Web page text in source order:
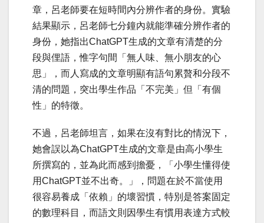
章，呂老師要在短時間內分辨作者的身份。實驗
結果顯示，呂老師七分鐘內就能準確分辨作者的
身份，她指出ChatGPT生成的文章有清楚的分
段與俚語，惟字句間「無人味、無小朋友的心
思」，而人寫成的文章明顯有語句累贅和分段不
清的問題，突出學生作品「不完美」但「有個
性」的特徵。
不過，呂老師坦言，如果在沒有對比的情況下，
她會誤以為ChatGPT生成的文章是由高小學生
所撰寫的，並為此而感到擔憂，「小學生懂得使
用ChatGPT並不出奇。」，問題在於不當使用
很容易養成「依賴」的壞習慣，特別是答案固定
的數理科目，而語文則因學生有慣用表達方式較